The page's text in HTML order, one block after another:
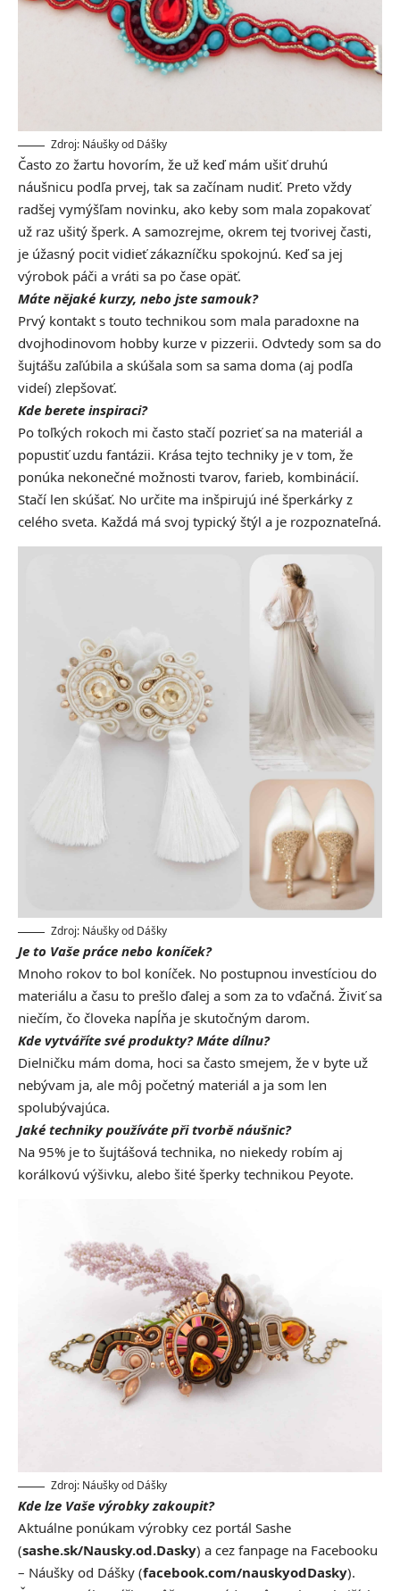
Zdroj: Náušky od Dášky
Často zo žartu hovorím, že už keď mám ušiť druhú
náušnicu podľa prvej, tak sa začínam nudiť. Preto vždy
radšej vymýšľam novinku, ako keby som mala zopakovať
už raz ušitý šperk. A samozrejme, okrem tej tvorivej časti,
je úžasný pocit vidieť zákazníčku spokojnú. Keď sa jej
výrobok páči a vráti sa po čase opäť.
Máte nějaké kurzy, nebo jste samouk?
Prvý kontakt s touto technikou som mala paradoxne na
dvojhodinovom hobby kurze v pizzerii. Odvtedy som sa do
šujtášu zaľúbila a skúšala som sa sama doma (aj podľa
videí) zlepšovať.
Kde berete inspiraci?
Po toľkých rokoch mi často stačí pozrieť sa na materiál a
popustiť uzdu fantázii. Krása tejto techniky je v tom, že
ponúka nekonečné možnosti tvarov, farieb, kombinácií.
Stačí len skúšať. No určite ma inšpirujú iné šperkárky z
celého sveta. Každá má svoj typický štýl a je rozpoznateľná.
Zdroj: Náušky od Dášky
Je to Vaše práce nebo koníček?
Mnoho rokov to bol koníček. No postupnou investíciou do
materiálu a času to prešlo ďalej a som za to vďačná. Živiť sa
niečím, čo človeka napĺňa je skutočným darom.
Kde vytváříte své produkty? Máte dílnu?
Dielničku mám doma, hoci sa často smejem, že v byte už
nebývam ja, ale môj početný materiál a ja som len
spolubývajúca.
Jaké techniky používáte při tvorbě náušnic?
Na 95% je to šujtášová technika, no niekedy robím aj
korálkovú výšivku, alebo šité šperky technikou Peyote.
Zdroj: Náušky od Dášky
Kde lze Vaše výrobky zakoupit?
Aktuálne ponúkam výrobky cez portál Sashe
(sashe.sk/Nausky.od.Dasky) a cez fanpage na Facebooku
– Náušky od Dášky (facebook.com/nauskyodDasky).